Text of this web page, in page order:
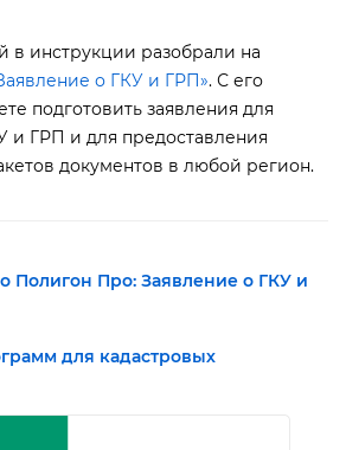
в инструкции разобрали на
о ГКУ и ГРП». С его
подготовить заявления для
и ГРП и для предоставления
документов в любой регион.
Полигон Про: Заявление о ГКУ и
для кадастровых